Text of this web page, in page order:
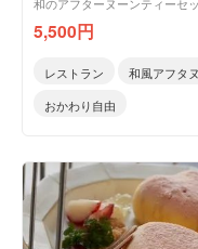
5,500円
レストラン 和風アフタ
おかわり自由